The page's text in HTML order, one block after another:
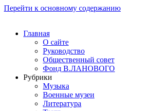
Перейти к основному содержанию
Главная
О сайте
Руководство
Общественный совет
Фонд В.ЛАНОВОГО
Рубрики
Музыка
Военные музеи
Литература